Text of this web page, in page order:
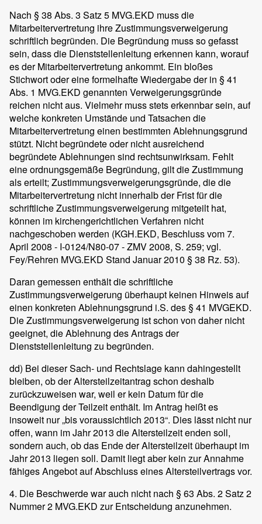
Nach § 38 Abs. 3 Satz 5 MVG.EKD muss die
Mitarbeitervertretung ihre Zustimmungsverweigerung
schriftlich begründen. Die Begründung muss so gefasst
sein, dass die Dienststellenleitung erkennen kann, worauf
es der Mitarbeitervertretung ankommt. Ein bloßes
Stichwort oder eine formelhafte Wiedergabe der in § 41
Abs. 1 MVG.EKD genannten Verweigerungsgründe
reichen nicht aus. Vielmehr muss stets erkennbar sein, auf
welche konkreten Umstände und Tatsachen die
Mitarbeitervertretung einen bestimmten Ablehnungsgrund
stützt. Nicht begründete oder nicht ausreichend
begründete Ablehnungen sind rechtsunwirksam. Fehlt
eine ordnungsgemäße Begründung, gilt die Zustimmung
als erteilt; Zustimmungsverweigerungsgründe, die die
Mitarbeitervertretung nicht innerhalb der Frist für die
schriftliche Zustimmungsverweigerung mitgeteilt hat,
können im kirchengerichtlichen Verfahren nicht
nachgeschoben werden (KGH.EKD, Beschluss vom 7.
April 2008 - I-0124/N80-07 - ZMV 2008, S. 259; vgl.
Fey/Rehren MVG.EKD Stand Januar 2010 § 38 Rz. 53).
Daran gemessen enthält die schriftliche
Zustimmungsverweigerung überhaupt keinen Hinweis auf
einen konkreten Ablehnungsgrund i.S. des § 41 MVGEKD.
Die Zustimmungsverweigerung ist schon von daher nicht
geeignet, die Ablehnung des Antrags der
Dienststellenleitung zu begründen.
dd) Bei dieser Sach- und Rechtslage kann dahingestellt
bleiben, ob der Altersteilzeitantrag schon deshalb
zurückzuweisen war, weil er kein Datum für die
Beendigung der Teilzeit enthält. Im Antrag heißt es
insoweit nur „bis voraussichtlich 2013“. Dies lässt nicht nur
offen, wann im Jahr 2013 die Altersteilzeit enden soll,
sondern auch, ob das Ende der Altersteilzeit überhaupt im
Jahr 2013 liegen soll. Damit liegt aber kein zur Annahme
fähiges Angebot auf Abschluss eines Altersteilvertrags vor.
4. Die Beschwerde war auch nicht nach § 63 Abs. 2 Satz 2
Nummer 2 MVG.EKD zur Entscheidung anzunehmen.